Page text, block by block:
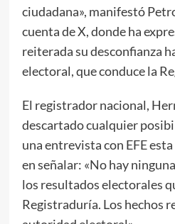
ciudadana», manifestó
cuenta de X, donde ha
reiterada su desconfianza
electoral, que conduce la
El registrador nacional,
descartado cualquier
una entrevista con EFE
en señalar: «No hay
los resultados electorales
Registraduría. Los hechos